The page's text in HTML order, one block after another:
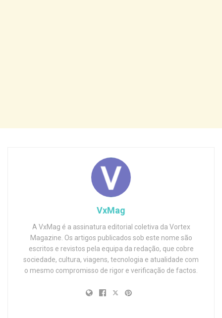
VxMag
A VxMag é a assinatura editorial coletiva da Vortex
Magazine. Os artigos publicados sob este nome são
escritos e revistos pela equipa da redação, que cobre
sociedade, cultura, viagens, tecnologia e atualidade com
o mesmo compromisso de rigor e verificação de factos.